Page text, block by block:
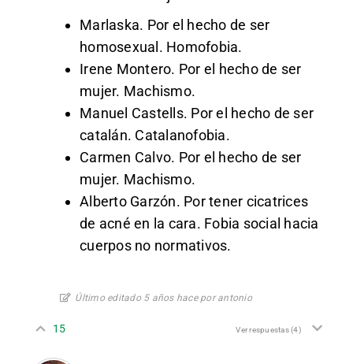
Marlaska. Por el hecho de ser
homosexual. Homofobia.
Irene Montero. Por el hecho de ser
mujer. Machismo.
Manuel Castells. Por el hecho de ser
catalán. Catalanofobia.
Carmen Calvo. Por el hecho de ser
mujer. Machismo.
Alberto Garzón. Por tener cicatrices
de acné en la cara. Fobia social hacia
cuerpos no normativos.
Último editado 5 años hace por antonio
15 Ver respuestas(4)